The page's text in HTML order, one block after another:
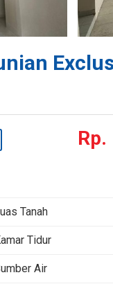
Rp.
Tanah
Tidur
Air